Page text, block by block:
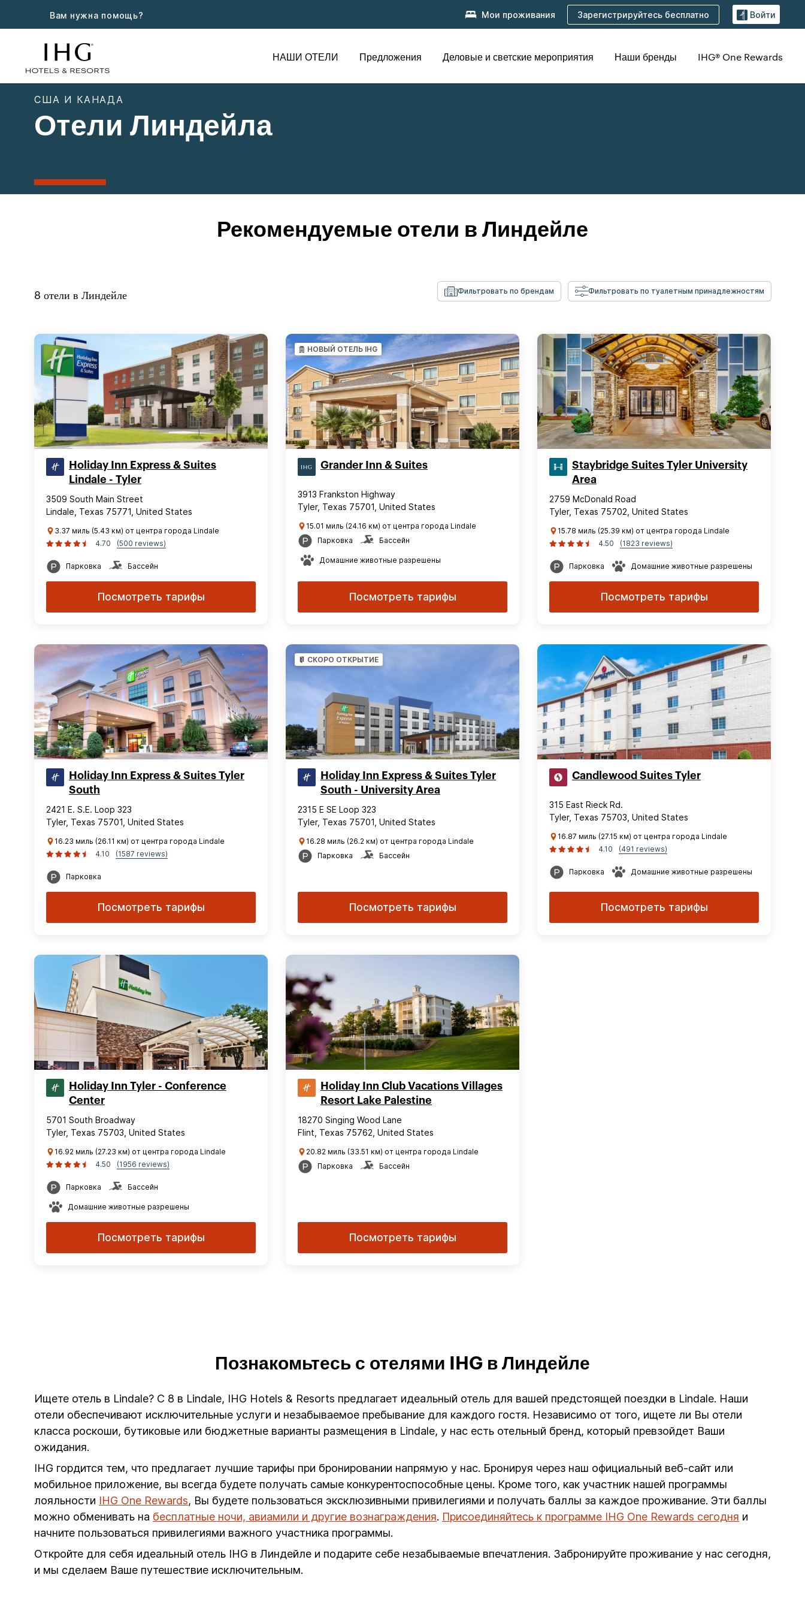
Вам нужна помощь? Мои проживания Зарегистрируйтесь бесплатно Войти
НАШИ ОТЕЛИ Предложения Деловые и светские мероприятия Наши бренды IHG® One Rewards
США И КАНАДА
Отели Линдейла
Рекомендуемые отели в Линдейле
8 отели в Линдейле Фильтровать по брендам Фильтровать по туалетным принадлежностям
Holiday Inn Express & Suites
Lindale - Tyler
3509 South Main Street
Lindale, Texas 75771, United States
3.37 миль (5.43 км) от центра города Lindale
4.70
(500 reviews)
Парковка Бассейн
Посмотреть тарифы
НОВЫЙ ОТЕЛЬ IHG
Grander Inn & Suites
3913 Frankston Highway
Tyler, Texas 75701, United States
15.01 миль (24.16 км) от центра города Lindale
Парковка
Бассейн
Домашние животные разрешены
Посмотреть тарифы
Staybridge Suites Tyler University
Area
2759 McDonald Road
Tyler, Texas 75702, United States
15.78 миль (25.39 км) от центра города Lindale
4.50
(1823 reviews)
Парковка Домашние животные разрешены
Посмотреть тарифы
Holiday Inn Express & Suites Tyler
South
2421 E. S.E. Loop 323
Tyler, Texas 75701, United States
16.23 миль (26.11 км) от центра города Lindale
4.10
(1587 reviews)
Парковка
Посмотреть тарифы
СКОРО ОТКРЫТИЕ
Holiday Inn Express & Suites Tyler
South - University Area
2315 E SE Loop 323
Tyler, Texas 75701, United States
16.28 миль (26.2 км) от центра города Lindale
Парковка
Бассейн
Посмотреть тарифы
Candlewood Suites Tyler
315 East Rieck Rd.
Tyler, Texas 75703, United States
16.87 миль (27.15 км) от центра города Lindale
4.10
(491 reviews)
Парковка Домашние животные разрешены
Посмотреть тарифы
Holiday Inn Tyler - Conference
Center
5701 South Broadway
Tyler, Texas 75703, United States
16.92 миль (27.23 км) от центра города Lindale
4.50
(1956 reviews)
Парковка Бассейн
Домашние животные разрешены
Посмотреть тарифы
Holiday Inn Club Vacations Villages
Resort Lake Palestine
18270 Singing Wood Lane
Flint, Texas 75762, United States
20.82 миль (33.51 км) от центра города Lindale
Парковка
Бассейн
Посмотреть тарифы
Познакомьтесь с отелями IHG в Линдейле
Ищете отель в Lindale? С 8 в Lindale, IHG Hotels & Resorts предлагает идеальный отель для вашей предстоящей поездки в Lindale. Наши
отели обеспечивают исключительные услуги и незабываемое пребывание для каждого гостя. Независимо от того, ищете ли Вы отели
класса роскоши, бутиковые или бюджетные варианты размещения в Lindale, у нас есть отельный бренд, который превзойдет Ваши
ожидания.
IHG гордится тем, что предлагает лучшие тарифы при бронировании напрямую у нас. Бронируя через наш официальный веб-сайт или
мобильное приложение, вы всегда будете получать самые конкурентоспособные цены. Кроме того, как участник нашей программы
лояльности IHG One Rewards, Вы будете пользоваться эксклюзивными привилегиями и получать баллы за каждое проживание. Эти баллы
можно обменивать на бесплатные ночи, авиамили и другие вознаграждения. Присоединяйтесь к программе IHG One Rewards сегодня и
начните пользоваться привилегиями важного участника программы.
Откройте для себя идеальный отель IHG в Линдейле и подарите себе незабываемые впечатления. Забронируйте проживание у нас сегодня,
и мы сделаем Ваше путешествие исключительным.